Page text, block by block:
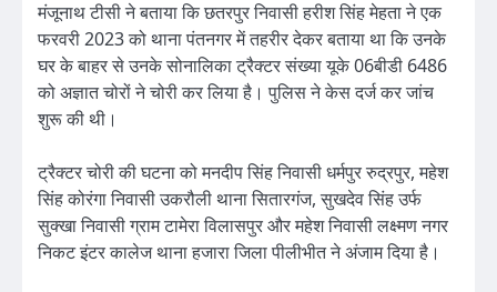
मंजूनाथ टीसी ने बताया कि छतरपुर निवासी हरीश सिंह मेहता ने एक
फरवरी 2023 को थाना पंतनगर में तहरीर देकर बताया था कि उनके
घर के बाहर से उनके सोनालिका ट्रैक्टर संख्या यूके 06बीडी 6486
को अज्ञात चोरों ने चोरी कर लिया है। पुलिस ने केस दर्ज कर जांच
शुरू की थी।
ट्रैक्टर चोरी की घटना को मनदीप सिंह निवासी धर्मपुर रुद्रपुर, महेश
सिंह कोरंगा निवासी उकरौली थाना सितारगंज, सुखदेव सिंह उर्फ
सुक्खा निवासी ग्राम टामेरा विलासपुर और महेश निवासी लक्ष्मण नगर
निकट इंटर कालेज थाना हजारा जिला पीलीभीत ने अंजाम दिया है।